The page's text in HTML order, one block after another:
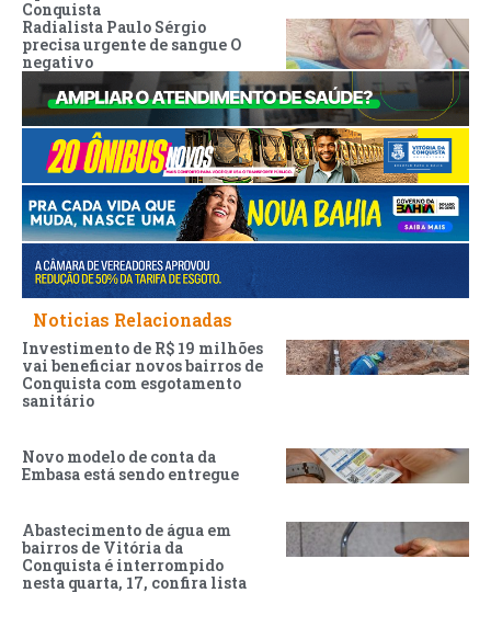
Conquista
Radialista Paulo Sérgio
precisa urgente de sangue O
negativo
Noticias Relacionadas
Investimento de R$ 19 milhões
vai beneficiar novos bairros de
Conquista com esgotamento
sanitário
Novo modelo de conta da
Embasa está sendo entregue
Abastecimento de água em
bairros de Vitória da
Conquista é interrompido
nesta quarta, 17, confira lista